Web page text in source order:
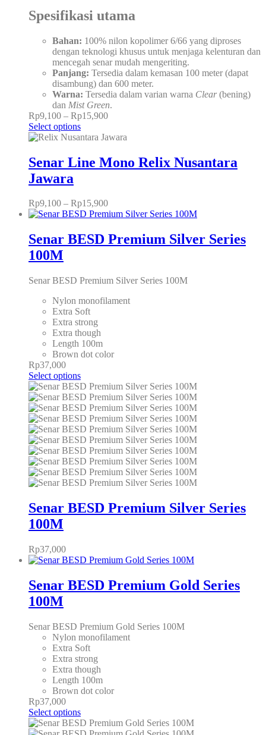
Spesifikasi utama
Bahan: 100% nilon kopolimer 6/66 yang diproses
dengan teknologi khusus untuk menjaga kelenturan dan
mencegah senar mudah mengeriting.
Panjang: Tersedia dalam kemasan 100 meter (dapat
disambung) dan 600 meter.
Warna: Tersedia dalam varian warna Clear(bening)
dan Mist Green.
Rp9,100 – Rp15,900
Select options
Senar Line Mono Relix Nusantara
Jawara
Rp9,100 – Rp15,900
Senar BESD Premium Silver Series
100M
Senar BESD Premium Silver Series 100M
Nylon monofilament
Extra Soft
Extra strong
Extra though
Length 100m
Brown dot color
Rp37,000
Select options
Senar BESD Premium Silver Series
100M
Rp37,000
Senar BESD Premium Gold Series
100M
Senar BESD Premium Gold Series 100M
Nylon monofilament
Extra Soft
Extra strong
Extra though
Length 100m
Brown dot color
Rp37,000
Select options